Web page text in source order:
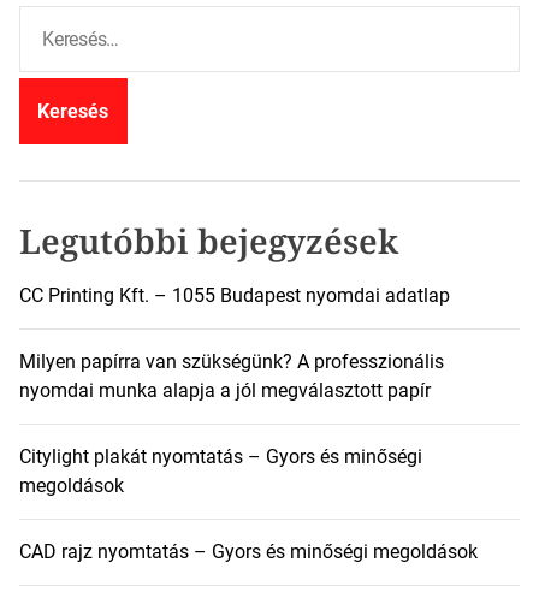
r
Legutóbbi bejegyzések
CC Printing Kft. – 1055 Budapest nyomdai adatlap
Milyen papírra van szükségünk? A professzionális
nyomdai munka alapja a jól megválasztott papír
Citylight plakát nyomtatás – Gyors és minőségi
megoldások
CAD rajz nyomtatás – Gyors és minőségi megoldások